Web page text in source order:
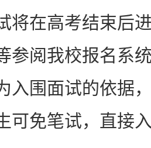
将在高考结束后
参阅我校报名系
入围面试的依据
可免笔试，直接